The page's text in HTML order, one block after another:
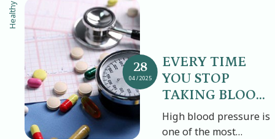
Healthy
28
04 / 2025
EVERY TIME
YOU STOP
TAKING BLOOD
PRESSURE
MEDICATION,
High blood pressure is
one of the most